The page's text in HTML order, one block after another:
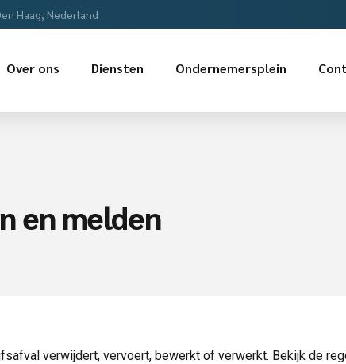
Haag, Nederland
Over ons Diensten Ondernemersplein
en melden
verwijdert, vervoert, bewerkt of verwerkt. Bekijk de